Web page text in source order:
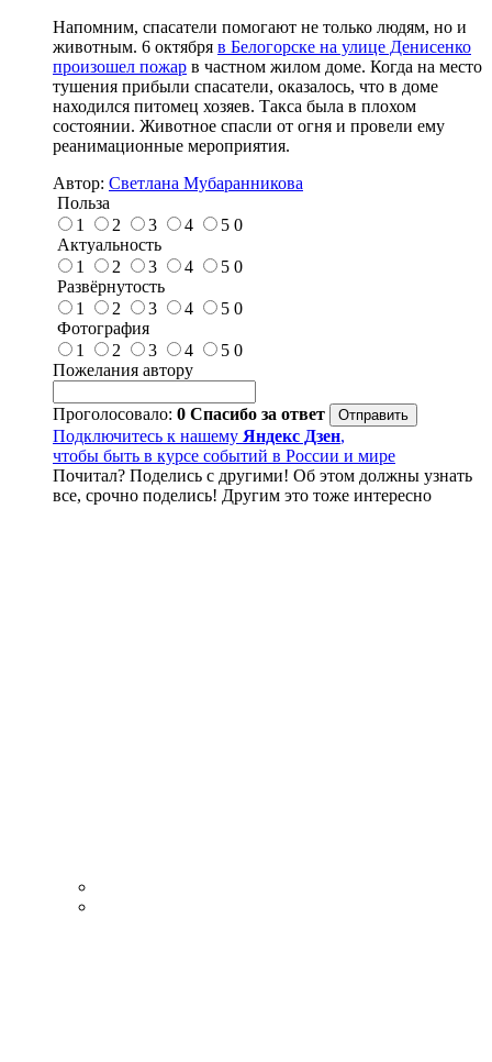
Напомним, спасатели помогают не только людям, но и
животным. 6 октября в Белогорске на улице Денисенко
произошел пожар в частном жилом доме. Когда на место
тушения прибыли спасатели, оказалось, что в доме
находился питомец хозяев. Такса была в плохом
состоянии. Животное спасли от огня и провели ему
реанимационные мероприятия.
Автор: Светлана Мубаранникова
Польза
1
2 3 4 5 0
Актуальность
1
2 3 4 5 0
Развёрнутость
1
2 3 4 5 0
Фотография
1
2 3 4 5 0
Пожелания автору
Проголосовало: 0 Спасибо за ответ
Подключитесь к нашему Яндекс Дзен,
чтобы быть в курсе событий в России и мире
Почитал? Поделись с другими! Об этом должны узнать
все, срочно поделись! Другим это тоже интересно